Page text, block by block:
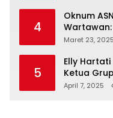
4
Oknum
Seharga 2
Maret 23, 2025
5
Elly
Ketua
Silaturahmi
April 7, 2025